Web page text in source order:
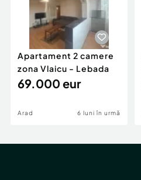
Apartament 2 camere
zona Vlaicu - Lebada
69.000 eur
Arad 6 luni în urmă